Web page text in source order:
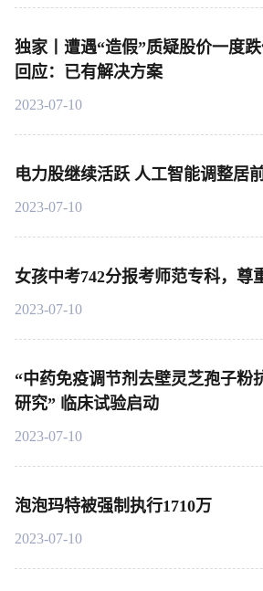
独家丨遭遇“造假”质疑股价一度
回应：已有解决方案
2023-07-10
电力股继续活跃 人工智能调整居
2023-07-10
女孩中考742分报考师范专科，尊
2023-07-10
“中药免疫调节剂去壁灵芝孢子粉
研究” 临床试验启动
2023-07-10
泡泡玛特被强制执行1710万
2023-07-10